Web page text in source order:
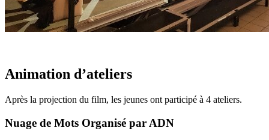
Animation d’ateliers
Après la projection du film, les jeunes ont participé à 4 ateliers.
Nuage de Mots Organisé par ADN